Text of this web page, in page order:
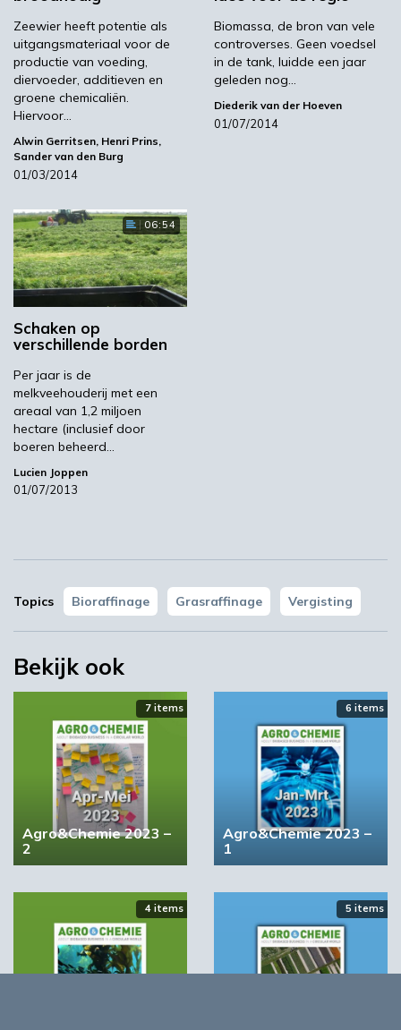
Zeewier heeft potentie als
uitgangsmateriaal voor de
productie van voeding,
diervoeder, additieven en
groene chemicaliën.
Hiervoor…
Alwin Gerritsen, Henri Prins,
Sander van den Burg
01/03/2014
Biomassa, de bron van vele
controverses. Geen voedsel
in de tank, luidde een jaar
geleden nog…
Diederik van der Hoeven
01/07/2014
06:54
Schaken op
verschillende borden
Per jaar is de
melkveehouderij met een
areaal van 1,2 miljoen
hectare (inclusief door
boeren beheerd…
Lucien Joppen
01/07/2013
Topics Bioraffinage Grasraffinage Vergisting
Bekijk ook
7 items
Agro&Chemie 2023 –
2
6 items
Agro&Chemie 2023 –
1
4 items 5 items